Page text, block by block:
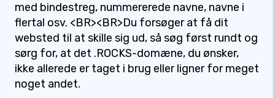
med bindestreg, nummererede navne, navne i
flertal osv. <BR><BR>Du forsøger at få dit
websted til at skille sig ud, så søg først rundt og
sørg for, at det .ROCKS-domæne, du ønsker,
ikke allerede er taget i brug eller ligner for meget
noget andet.